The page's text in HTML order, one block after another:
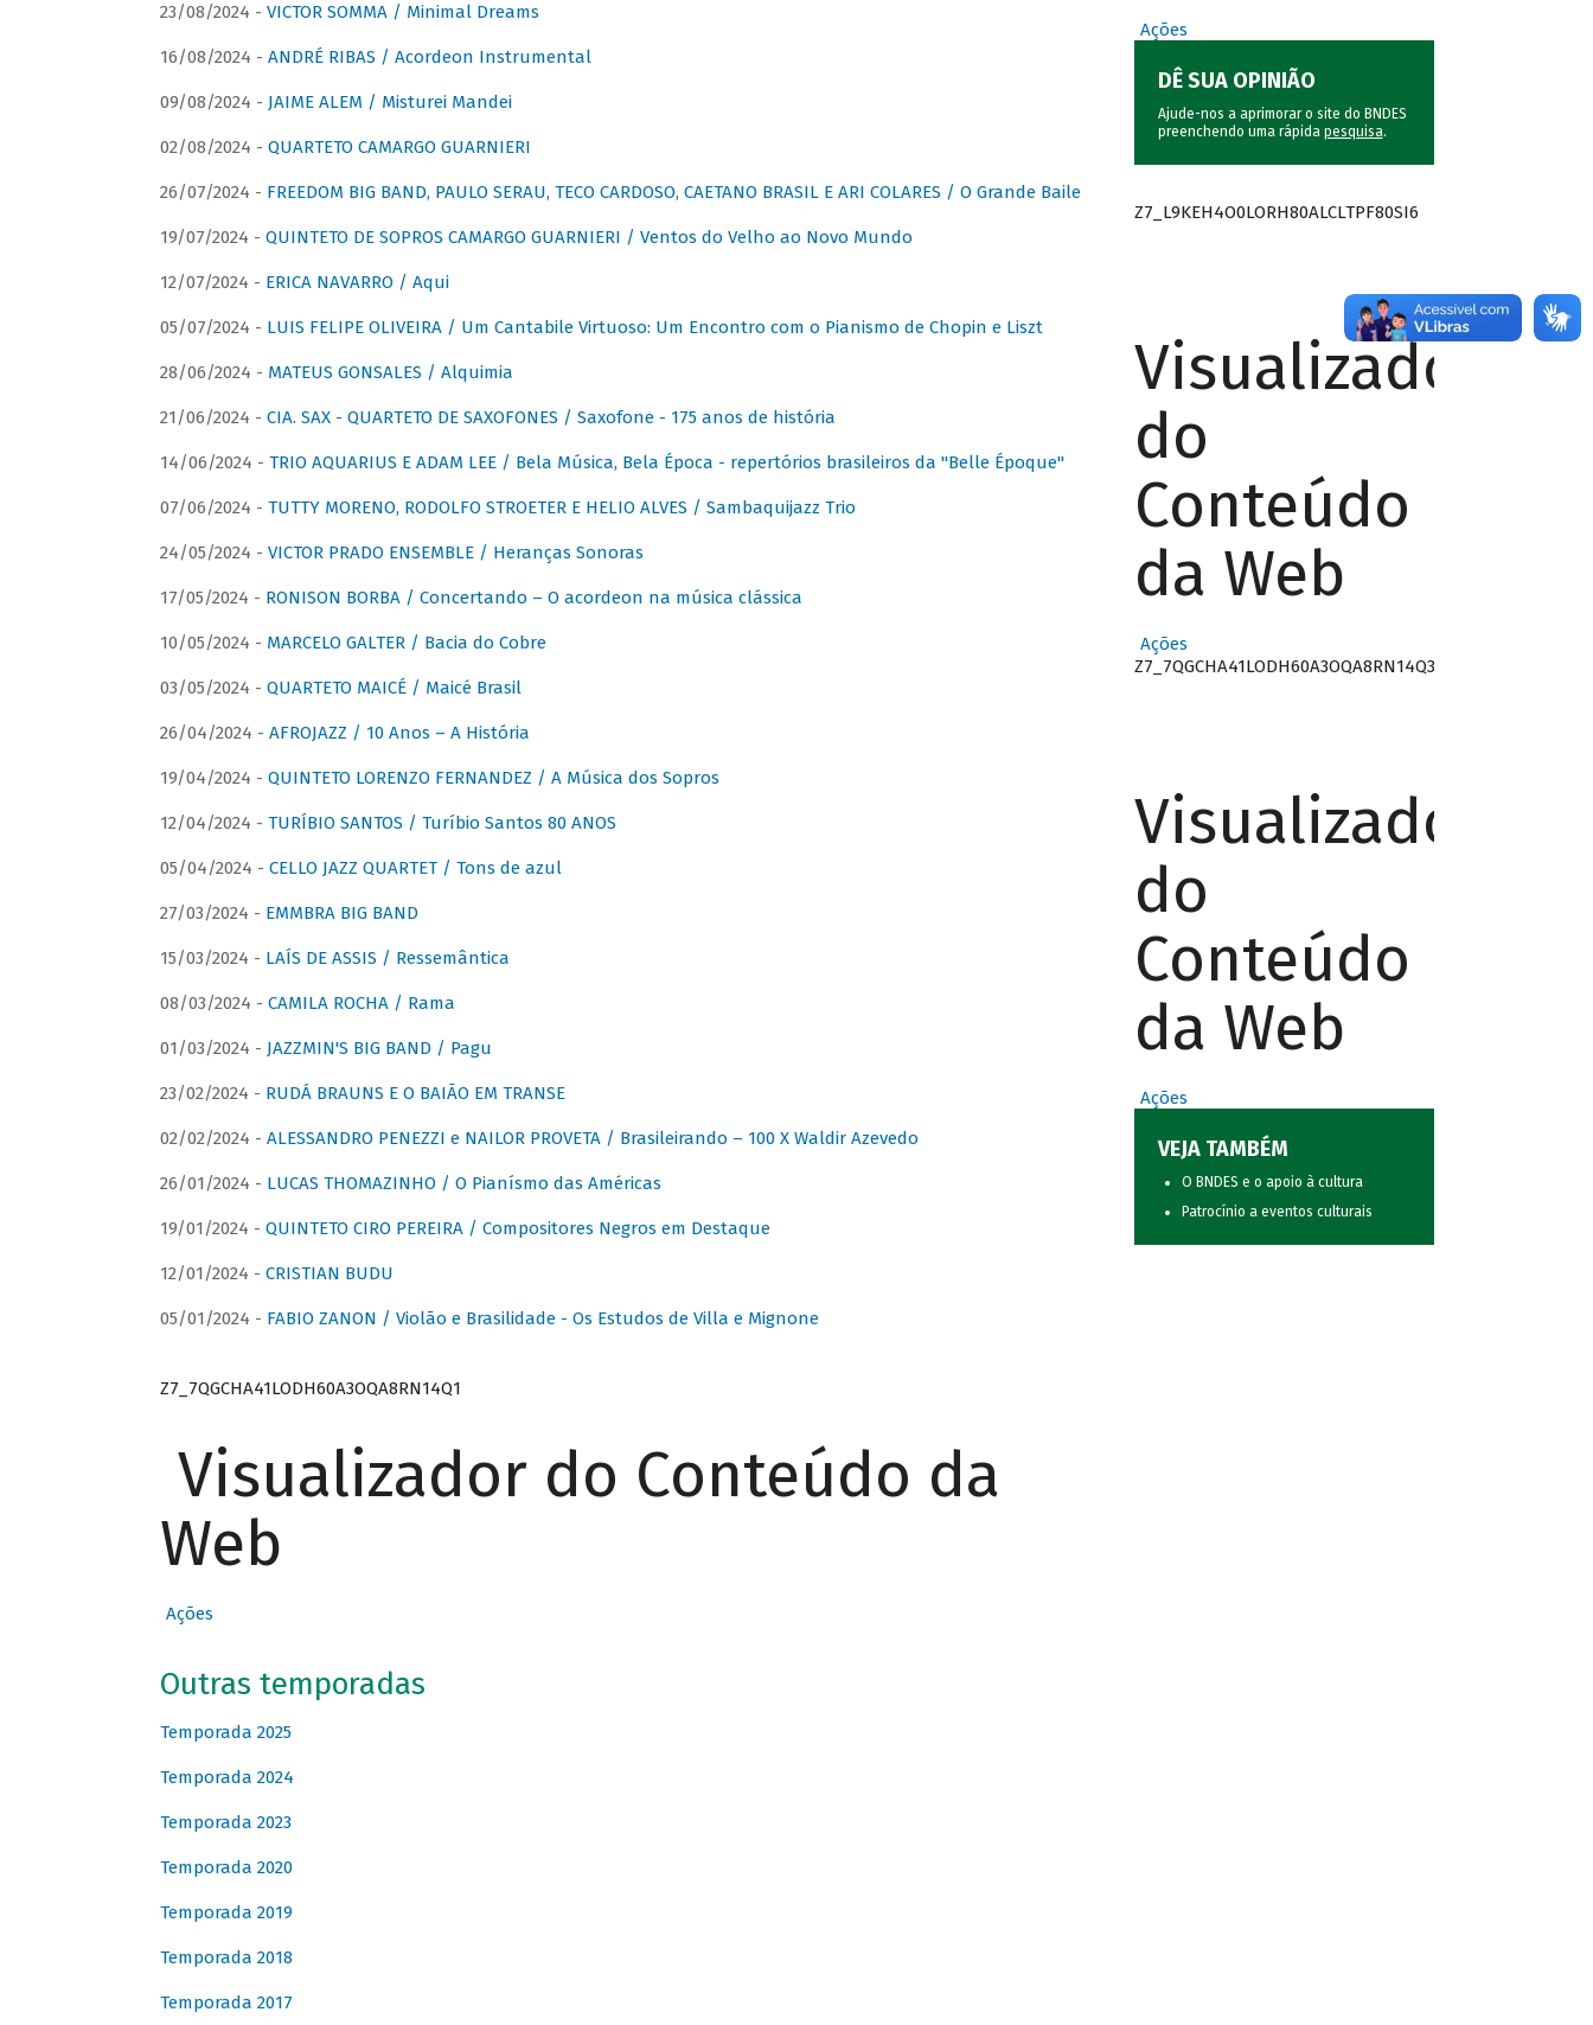
23/08/2024 - VICTOR SOMMA / Minimal Dreams
16/08/2024 - ANDRÉ RIBAS / Acordeon Instrumental
09/08/2024 - JAIME ALEM / Misturei Mandei
02/08/2024 - QUARTETO CAMARGO GUARNIERI
26/07/2024 - FREEDOM BIG BAND, PAULO SERAU, TECO CARDOSO, CAETANO BRASIL E ARI COLARES / O Grande Baile
19/07/2024 - QUINTETO DE SOPROS CAMARGO GUARNIERI / Ventos do Velho ao Novo Mundo
12/07/2024 - ERICA NAVARRO / Aqui
05/07/2024 - LUIS FELIPE OLIVEIRA / Um Cantabile Virtuoso: Um Encontro com o Pianismo de Chopin e Liszt
28/06/2024 - MATEUS GONSALES / Alquimia
21/06/2024 - CIA. SAX - QUARTETO DE SAXOFONES / Saxofone - 175 anos de história
14/06/2024 - TRIO AQUARIUS E ADAM LEE / Bela Música, Bela Época - repertórios brasileiros da "Belle Époque"
07/06/2024 - TUTTY MORENO, RODOLFO STROETER E HELIO ALVES / Sambaquijazz Trio
24/05/2024 - VICTOR PRADO ENSEMBLE / Heranças Sonoras
17/05/2024 - RONISON BORBA / Concertando – O acordeon na música clássica
10/05/2024 - MARCELO GALTER / Bacia do Cobre
03/05/2024 - QUARTETO MAICÉ / Maicé Brasil
26/04/2024 - AFROJAZZ / 10 Anos – A História
19/04/2024 - QUINTETO LORENZO FERNANDEZ / A Música dos Sopros
12/04/2024 - TURÍBIO SANTOS / Turíbio Santos 80 ANOS
05/04/2024 - CELLO JAZZ QUARTET / Tons de azul
27/03/2024 - EMMBRA BIG BAND
15/03/2024 - LAÍS DE ASSIS / Ressemântica
08/03/2024 - CAMILA ROCHA / Rama
01/03/2024 - JAZZMIN'S BIG BAND / Pagu
23/02/2024 - RUDÁ BRAUNS E O BAIÃO EM TRANSE
02/02/2024 - ALESSANDRO PENEZZI e NAILOR PROVETA / Brasileirando – 100 X Waldir Azevedo
26/01/2024 - LUCAS THOMAZINHO / O Pianísmo das Américas
19/01/2024 - QUINTETO CIRO PEREIRA / Compositores Negros em Destaque
12/01/2024 - CRISTIAN BUDU
05/01/2024 - FABIO ZANON / Violão e Brasilidade - Os Estudos de Villa e Mignone
Z7_7QGCHA41LODH60A3OQA8RN14Q1
Visualizador do Conteúdo da
Web
Ações
Outras temporadas
Temporada 2025
Temporada 2024
Temporada 2023
Temporada 2020
Temporada 2019
Temporada 2018
Temporada 2017
Ações
DÊ SUA OPINIÃO
Ajude-nos a aprimorar o site do BNDES
preenchendo uma rápida pesquisa.
Z7_L9KEH4O0LORH80ALCLTPF80SI6
Visualizador
do
Conteúdo
da Web
Ações
Z7_7QGCHA41LODH60A3OQA8RN14Q3
Visualizador
do
Conteúdo
da Web
Ações
VEJA TAMBÉM
O BNDES e o apoio à cultura
Patrocínio a eventos culturais